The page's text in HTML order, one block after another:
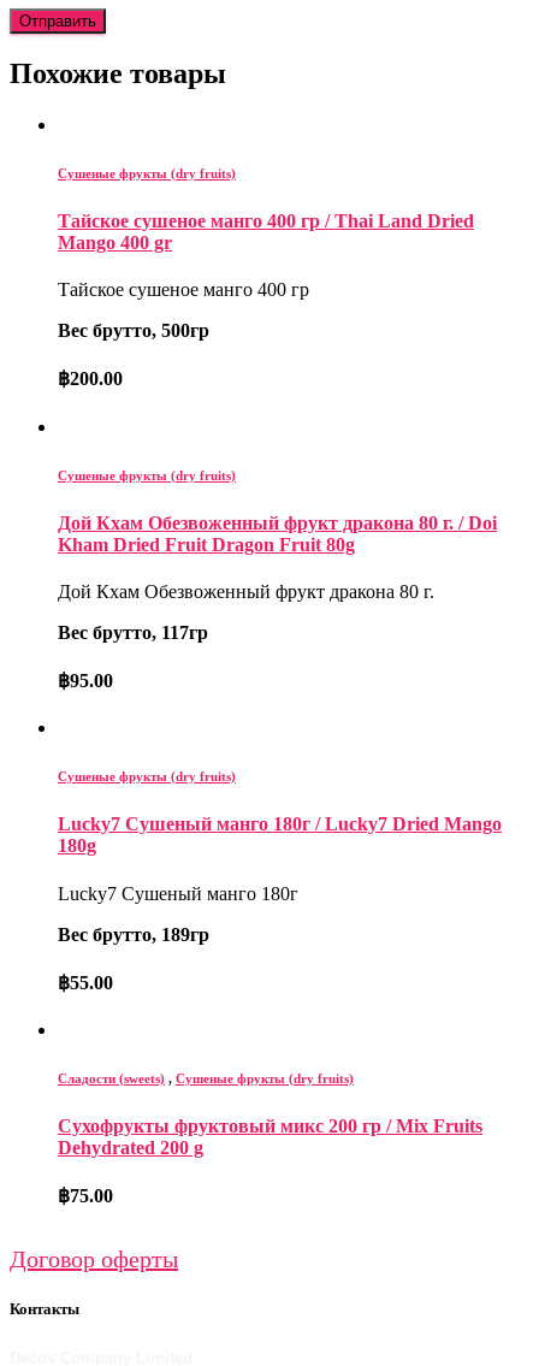
Похожие товары
Сушеные фрукты (dry fruits)
Тайское сушеное манго 400 гр / Thai Land Dried
Mango 400 gr
Тайское сушеное манго 400 гр
Вес брутто, 500гр
฿200.00
Сушеные фрукты (dry fruits)
Дой Кхам Обезвоженный фрукт дракона 80 г. / Doi
Kham Dried Fruit Dragon Fruit 80g
Дой Кхам Обезвоженный фрукт дракона 80 г.
Вес брутто, 117гр
฿95.00
Сушеные фрукты (dry fruits)
Lucky7 Сушеный манго 180г / Lucky7 Dried Mango
180g
Lucky7 Сушеный манго 180г
Вес брутто, 189гр
฿55.00
Сладости (sweets) , Сушеные фрукты (dry fruits)
Сухофрукты фруктовый микс 200 гр / Mix Fruits
Dehydrated 200 g
฿75.00
Договор оферты
Контакты